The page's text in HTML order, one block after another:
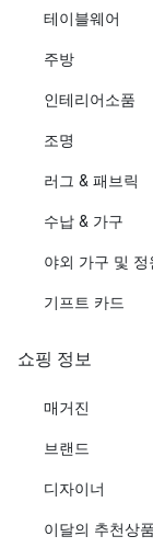
테이블웨어
주방
인테리어소품
조명
러그 & 패브릭
수납 & 가구
야외 가구 및 정
기프트 카드
쇼핑 정보
매거진
브랜드
디자이너
이달의 추천상품